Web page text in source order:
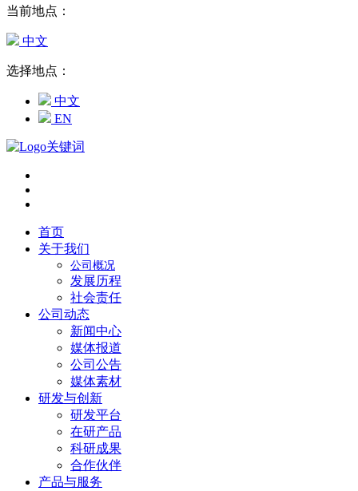
当前地点：
中文
选择地点：
中文
EN
首页
关于我们
公司概况
发展历程
社会责任
公司动态
新闻中心
媒体报道
公司公告
媒体素材
研发与创新
研发平台
在研产品
科研成果
合作伙伴
产品与服务